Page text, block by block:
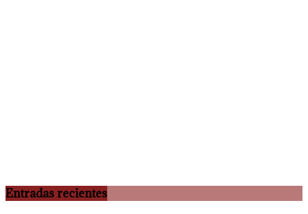
Entradas recientes